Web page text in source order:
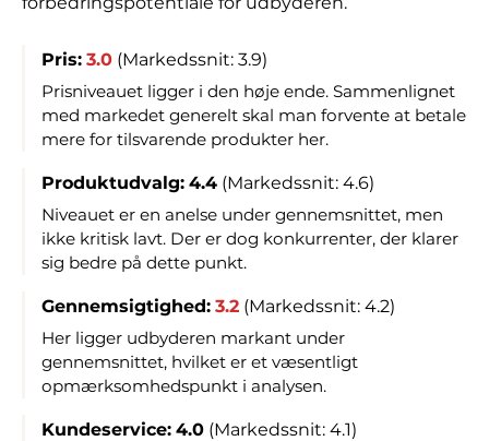
Pris: 3.0 (Markedssnit: 3.9)
Prisniveauet ligger i den høje ende. Sammenlignet
med markedet generelt skal man forvente at betale
mere for tilsvarende produkter her.
Produktudvalg: 4.4 (Markedssnit: 4.6)
Niveauet er en anelse under gennemsnittet, men
ikke kritisk lavt. Der er dog konkurrenter, der klarer
sig bedre på dette punkt.
Gennemsigtighed: 3.2 (Markedssnit: 4.2)
Her ligger udbyderen markant under
gennemsnittet, hvilket er et væsentligt
opmærksomhedspunkt i analysen.
Kundeservice: 4.0 (Markedssnit: 4.1)